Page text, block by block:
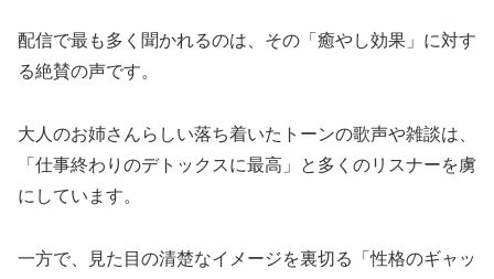
配信で最も多く聞かれるのは、その「癒やし効果」に対す
る絶賛の声です。
大人のお姉さんらしい落ち着いたトーンの歌声や雑談は、
「仕事終わりのデトックスに最高」と多くのリスナーを虜
にしています。
一方で、見た目の清楚なイメージを裏切る「性格のギャッ